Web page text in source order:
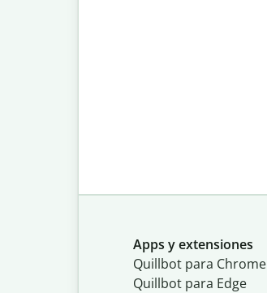
Apps y extensiones
Quillbot para Chrome
Quillbot para Edge